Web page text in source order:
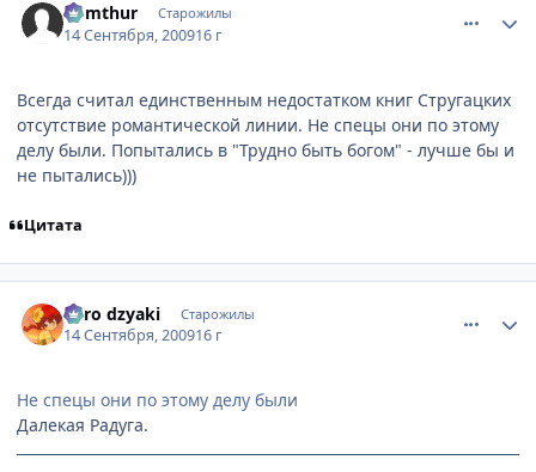
Komthur Старожилы
14 Сентября, 200916 г
Всегда считал единственным недостатком книг Стругацких
отсутствие романтической линии. Не спецы они по этому
делу были. Попытались в "Трудно быть богом" - лучше бы и
не пытались)))
Цитата
niiro dzyaki Старожилы
14 Сентября, 200916 г
Не спецы они по этому делу были
Далекая Радуга.